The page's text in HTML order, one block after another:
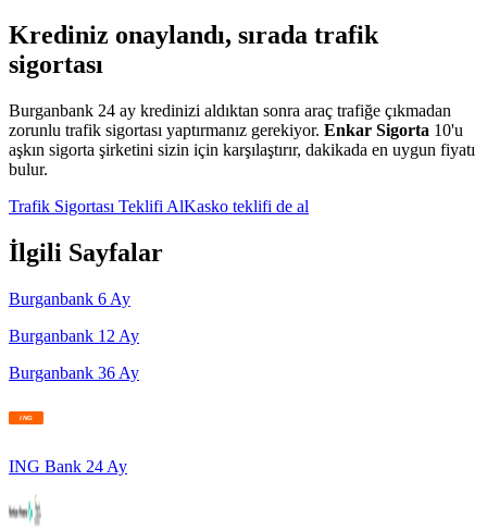
Krediniz onaylandı, sırada trafik
sigortası
Burganbank 24 ay kredinizi aldıktan sonra araç trafiğe çıkmadan
zorunlu trafik sigortası yaptırmanız gerekiyor. Enkar Sigorta 10'u
aşkın sigorta şirketini sizin için karşılaştırır, dakikada en uygun fiyatı
bulur.
Trafik Sigortası Teklifi AlKasko teklifi de al
İlgili Sayfalar
Burganbank 6 Ay
Burganbank 12 Ay
Burganbank 36 Ay
ING Bank 24 Ay